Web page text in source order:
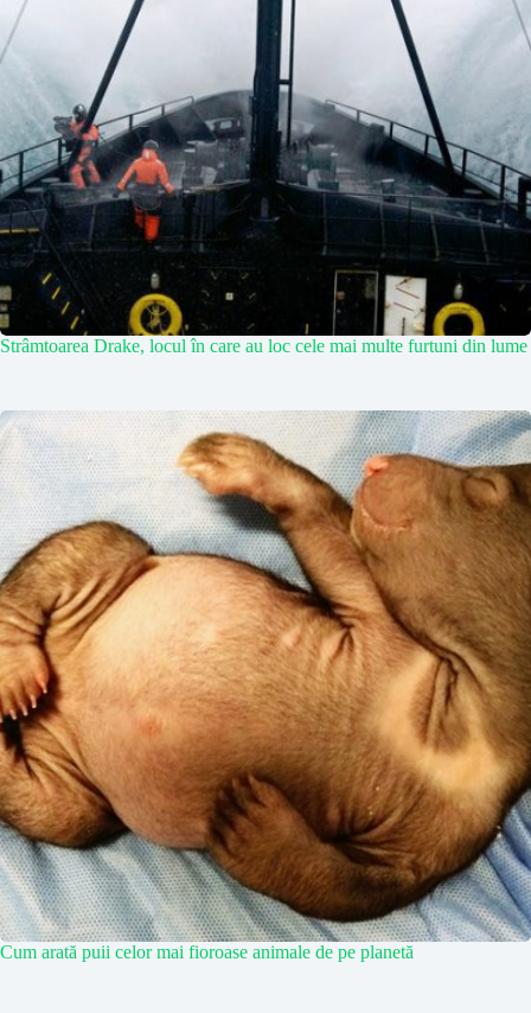
Strâmtoarea Drake, locul în care au loc cele mai multe furtuni din lume
Cum arată puii celor mai fioroase animale de pe planetă